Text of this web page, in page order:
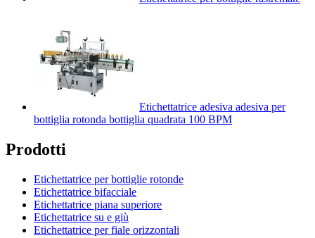
Etichettatrice adesiva adesiva per
bottiglia rotonda bottiglia quadrata 100 BPM
Prodotti
Etichettatrice per bottiglie rotonde
Etichettatrice bifacciale
Etichettatrice piana superiore
Etichettatrice su e giù
Etichettatrice per fiale orizzontali